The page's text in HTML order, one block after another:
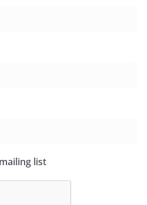
list